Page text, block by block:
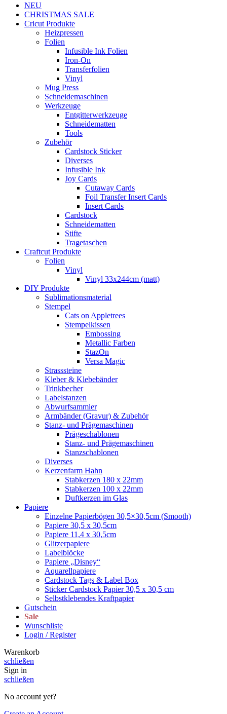
NEU
CHRISTMAS SALE
Cricut Produkte
Heizpressen
Folien
Infusible Ink Folien
Iron-On
Transferfolien
Vinyl
Mug Press
Schneidemaschinen
Werkzeuge
Entgitterwerkzeuge
Schneidematten
Tools
Zubehör
Cardstock Sticker
Diverses
Infusible Ink
Joy Cards
Cutaway Cards
Foil Transfer Insert Cards
Insert Cards
Cardstock
Schneidematten
Stifte
Tragetaschen
Craftcut Produkte
Folien
Vinyl
Vinyl 33x244cm (matt)
DIY Produkte
Sublimationsmaterial
Stempel
Cats on Appletrees
Stempelkissen
Embossing
Metallic Farben
StazOn
Versa Magic
Strasssteine
Kleber & Klebebänder
Trinkbecher
Labelstanzen
Abwurfsammler
Armbänder (Gravur) & Zubehör
Stanz- und Prägemaschinen
Prägeschablonen
Stanz- und Prägemaschinen
Stanzschablonen
Diverses
Kerzenfarm Hahn
Stabkerzen 180 x 22mm
Stabkerzen 100 x 22mm
Duftkerzen im Glas
Papiere
Einzelne Papierbögen 30,5×30,5cm (Smooth)
Papiere 30,5 x 30,5cm
Papiere 11,4 x 30,5cm
Glitzerpapiere
Labelblöcke
Papiere „Disney“
Aquarellpapiere
Cardstock Tags & Label Box
Sticker Cardstock Papier 30,5 x 30,5 cm
Selbstklebendes Kraftpapier
Gutschein
Sale
Wunschliste
Login / Register
Warenkorb
schließen
Sign in
schließen
No account yet?